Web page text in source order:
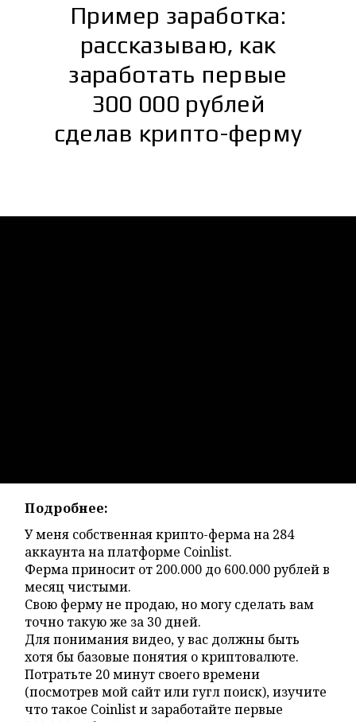
Пример заработка:
рассказываю, как
заработать первые
300 000 рублей
сделав крипто-ферму
Подробнее:
У меня собственная крипто-ферма на 284
аккаунта на платформе Coinlist.
Ферма приносит от 200.000 до 600.000 рублей в
месяц чистыми.
Свою ферму не продаю, но могу сделать вам
точно такую же за 30 дней.
Для понимания видео, у вас должны быть
хотя бы базовые понятия о криптовалюте.
Потратьте 20 минут своего времени
(посмотрев мой сайт или гугл поиск), изучите
что такое Coinlist и заработайте первые